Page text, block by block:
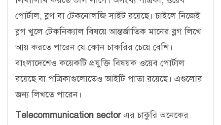
পোর্টাল, ব্লগ বা টেকনোলজি সাইট রয়েছে। চাইলে নিজেই
ব্লগ খুলে টেকনিক্যাল বিষয়ে আন্তর্জাতিক মানের ব্লগ লিখে
আয় করতে পারেন যে কোন চাকরির চেয়ে বেশি।
বাংলাদেশেও কয়েকটি প্রযুক্তি বিষয়ক ওয়েব পোর্টাল
রয়েছে বা পত্রিকাগুলোতেও আইটি পাতা রয়েছে। এগুলোর
জন্য লিখতে পারেন।
Telecommunication sectorএর চাকুরি অনেকের